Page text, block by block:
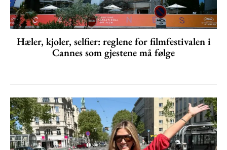
Hæler, kjoler, selfier: reglene for filmfestivalen i
Cannes som gjestene må følge